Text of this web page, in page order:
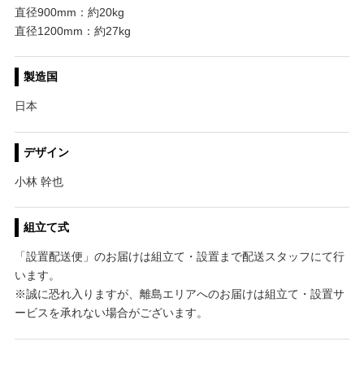
直径900mm：約20kg
直径1200mm：約27kg
製造国
日本
デザイン
小林 幹也
組立て式
「設置配送便」のお届けは組立て・設置まで配送スタッフにて行
います。
※誠に恐れ入りますが、離島エリアへのお届けは組立て・設置サ
ービスを承れない場合がございます。